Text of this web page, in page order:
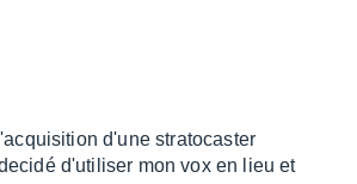
d'une stratocaster
d'utiliser mon vox en lieu et